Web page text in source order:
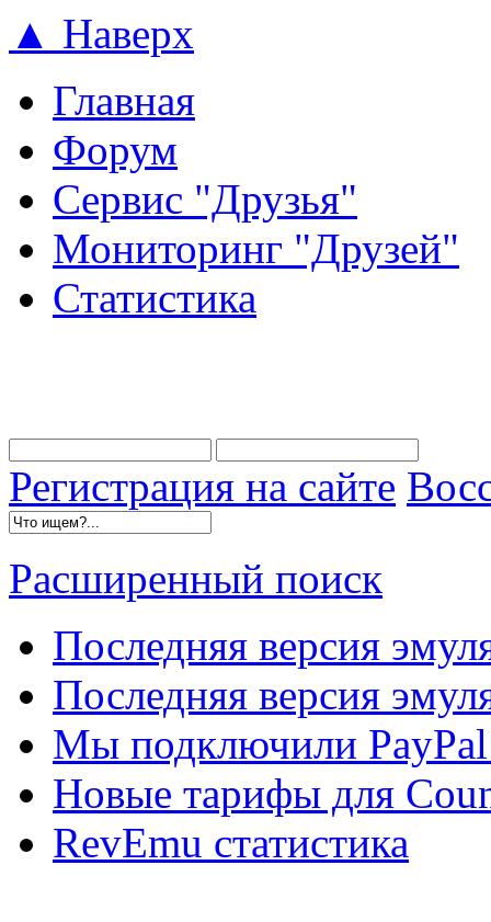
▲ Наверх
Главная
Форум
Сервис "Друзья"
Мониторинг "Друзей"
Статистика
Регистрация на сайте
Расширенный поиск
Последняя версия
Последняя версия
Мы подключили PayPal
Новые тарифы для
RevEmu статистика